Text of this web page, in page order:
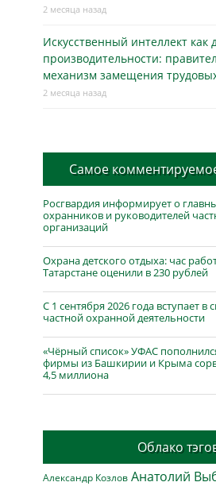
2 месяца назад
Искусственный интеллект как
производительности:
механизм замещения
2 месяца назад
Самое
Росгвардия информирует о
охранников и руководителей
организаций
Охрана детского отдыха: час
Татарстане оценили в 230 рублей
С 1 сентября 2026 года вступает в
частной охранной деятельности
«Чёрный список» УФАС
фирмы из Башкирии и Крыма
4,5 миллиона
Облако
Александр Козлов Анатолий